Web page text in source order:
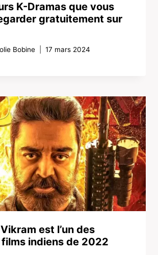
K-Dramas que vous
gratuitement sur
Bobine 17 mars 2024
est l’un des
indiens de 2022